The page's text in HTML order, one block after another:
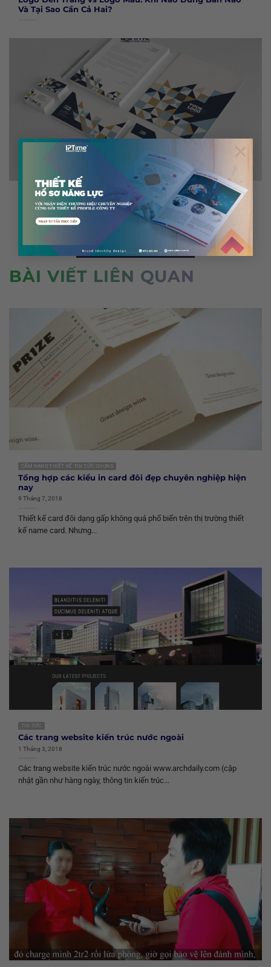
×
Và Tại Sao Cần Cả Hai?
Bộ Ấn Phẩm Văn Phòng Cần Những Gì? Danh Sách Đầy
Đủ Cho Doanh Nghiệp Mới Thành Lập
TẢI THÊM
BÀI VIẾT LIÊN QUAN
CẨM NANG THIẾT KẾ TIN TỨC CHUNG
Tổng hợp các kiểu in card đôi đẹp chuyên nghiệp hiện
nay
9 Tháng 7, 2018
Thiết kế card đôi dạng gấp không quá phổ biến trên thị trường thiết
kế name card. Nhưng...
TIN TỨC
Các trang website kiến trúc nước ngoài
1 Tháng 3, 2018
Các trang website kiến trúc nước ngoài www.archdaily.com (cập
nhật gần như hàng ngày, thông tin kiến trúc...